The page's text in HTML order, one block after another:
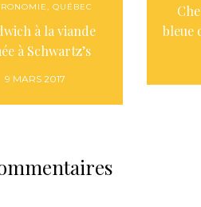
,QUÉBEC
à la viande
à Schwartz’s
9 MARS 2017
bleue